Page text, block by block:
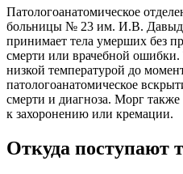
Патологоанатомическое
больницы № 23 им. И.В.
принимает тела умерших без
смерти или врачебной
низкой температурой до
патологоанатомическое
смерти и диагноза. Морг также
к захоронению или кремации.
Откуда поступают